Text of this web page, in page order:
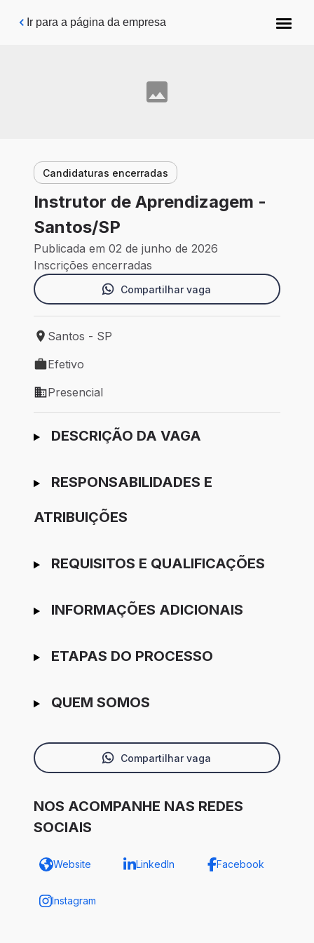
Pular para o conteúdo principal
Ir para a página da empresa
Candidaturas encerradas
Instrutor de Aprendizagem -
Santos/SP
Publicada em 02 de junho de 2026
Inscrições encerradas
Compartilhar vaga
Local de trabalho: Santos - SP
Santos - SP
Tipo de vaga: Efetivo
Efetivo
Modelo de trabalho: Presencial
Presencial
Ir para candidatura
DESCRIÇÃO DA VAGA
RESPONSABILIDADES E
ATRIBUIÇÕES
REQUISITOS E QUALIFICAÇÕES
INFORMAÇÕES ADICIONAIS
ETAPAS DO PROCESSO
QUEM SOMOS
Compartilhar vaga
NOS ACOMPANHE NAS REDES
SOCIAIS
Website LinkedIn Facebook
Instagram